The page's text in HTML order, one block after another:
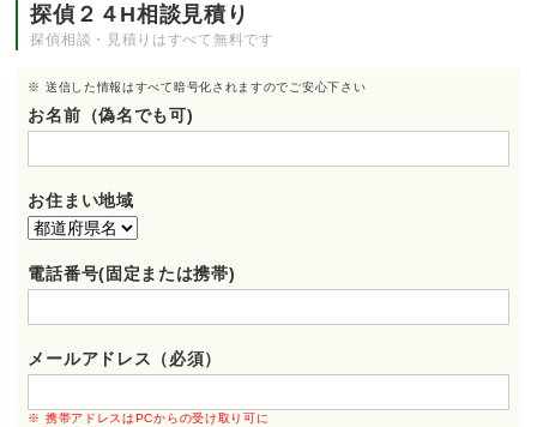
探偵２４H相談見積り
探偵相談・見積りはすべて無料です
※ 送信した情報はすべて暗号化されますのでご安心下さい
お名前（偽名でも可)
お住まい地域
電話番号(固定または携帯)
メールアドレス（必須）
※ 携帯アドレスはPCからの受け取り可に